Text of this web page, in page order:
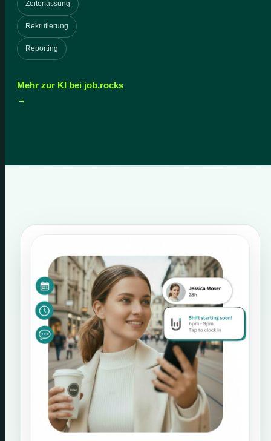
Zeiterfassung
Rekrutierung
Reporting
Mehr zur KI bei job.rocks
→